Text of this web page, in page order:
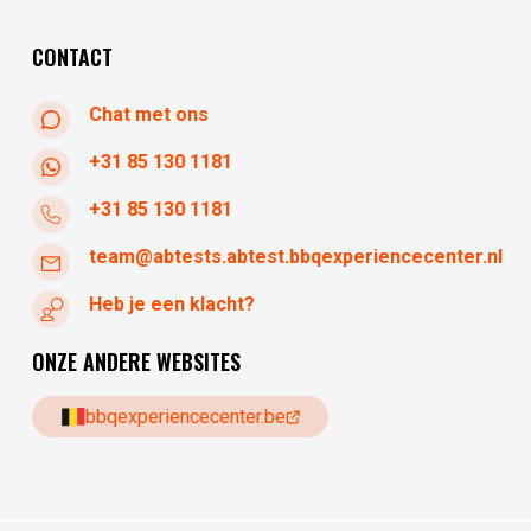
CONTACT
Chat met ons
+31 85 130 1181
+31 85 130 1181
team@abtests.abtest.bbqexperiencecenter.nl
Heb je een klacht?
ONZE ANDERE WEBSITES
bbqexperiencecenter.be